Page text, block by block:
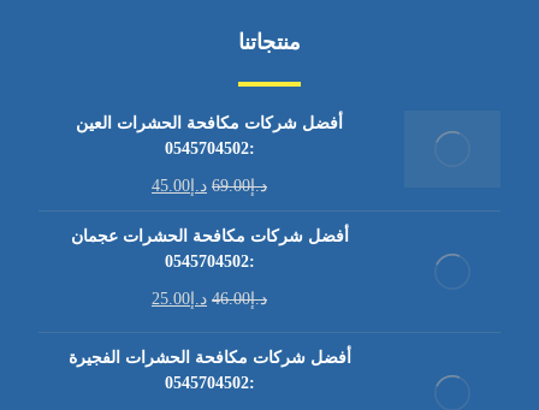
منتجاتنا
أفضل شركات مكافحة الحشرات العين
:0545704502
د.إ69.00 د.إ 45.00
أفضل شركات مكافحة الحشرات عجمان
:0545704502
د.إ46.00 د.إ 25.00
أفضل شركات مكافحة الحشرات الفجيرة
:0545704502